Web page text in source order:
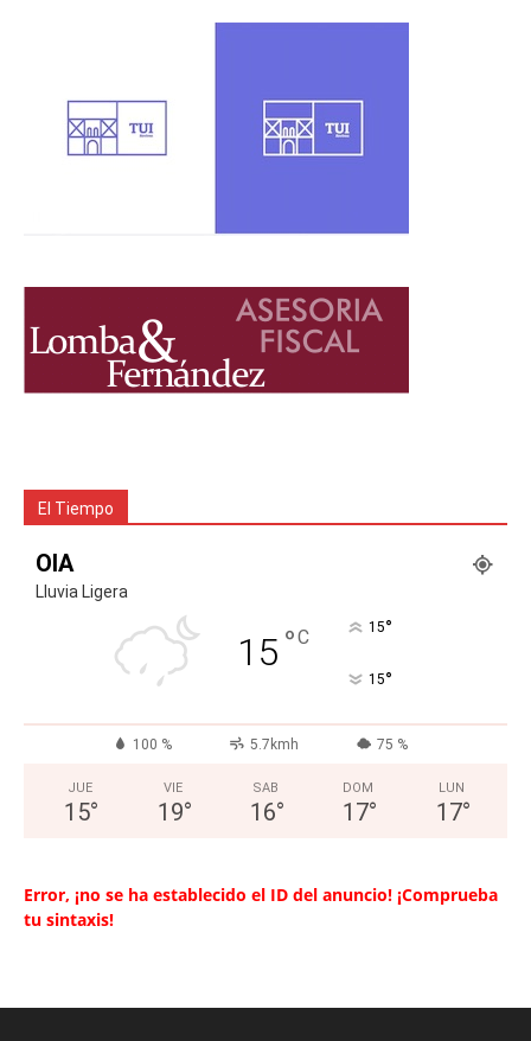
El Tiempo
OIA
Lluvia Ligera
15 °C 15°
15°
100 % 5.7kmh 75 %
JUE
15°
VIE
19°
SAB
16°
DOM
17°
LUN
17°
Error, ¡no se ha establecido el ID del anuncio! ¡Comprueba
tu sintaxis!